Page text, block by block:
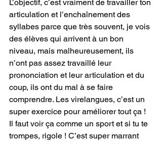
L’objectif, c’est vraiment de travailler ton
articulation et l’enchaînement des
syllabes parce que très souvent, je vois
des élèves qui arrivent à un bon
niveau, mais malheureusement, ils
n’ont pas assez travaillé leur
prononciation et leur articulation et du
coup, ils ont du mal à se faire
comprendre. Les virelangues, c’est un
super exercice pour améliorer tout ça !
Il faut voir ça comme un sport et si tu te
trompes, rigole ! C’est super marrant